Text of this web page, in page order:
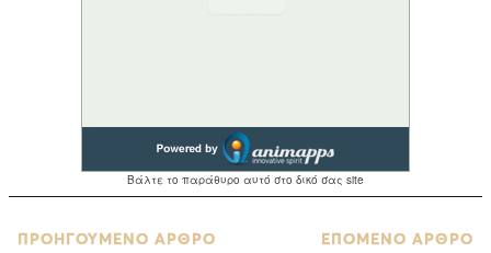
ΠΡΟΗΓΟΥΜΕΝΟ ΑΡΘΡΟ
ΕΠΟΜΕΝΟ ΑΡΘΡΟ